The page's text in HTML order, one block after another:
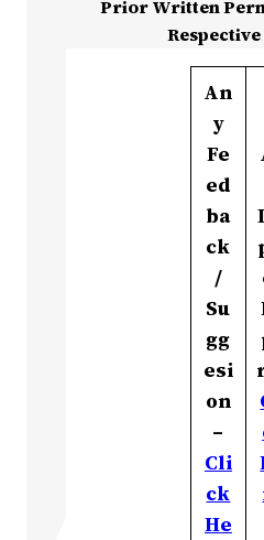
Prior Written
An
y
Fe
ed
ba
ck
/
Su
gg
esi
on
–
Cli
ck
He